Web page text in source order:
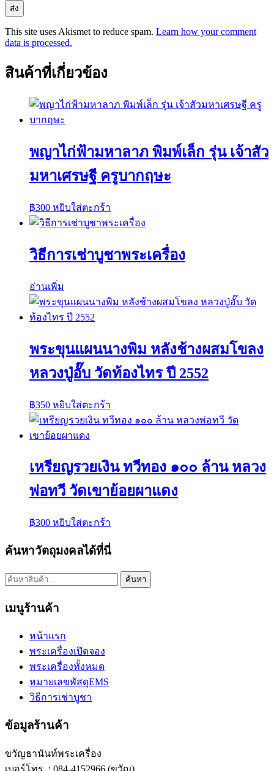
This site uses Akismet to reduce spam. Learn how your comment
data is processed.
สินค้าที่เกี่ยวข้อง
พญาไก่ฟ้ามหาลาภ พิมพ์เล็ก รุ่น เจ้าสัว
มหาเศรษฐี ครูบากฤษะ
฿300 หยิบใส่ตะกร้า
วิธีการเช่าบูชาพระเครื่อง
อ่านเพิ่ม
พระขุนแผนนางพิม หลังช้างผสมโขลง
หลวงปู่อั๊บ วัดท้องไทร ปี 2552
฿350 หยิบใส่ตะกร้า
เหรียญรวยเงิน ทวีทอง ๑๐๐ ล้าน หลวง
พ่อทวี วัดเขาย้อยผาแดง
฿300 หยิบใส่ตะกร้า
ค้นหาวัตถุมงคลได้ที่นี่
ค้นหา: ค้นหา
เมนูร้านค้า
หน้าแรก
พระเครื่องเปิดจอง
พระเครื่องทั้งหมด
หมายเลขพัสดุEMS
วิธีการเช่าบูชา
ข้อมูลร้านค้า
ขวัญธานันท์พระเครื่อง
เบอร์โทร. : 084-4152966 (ขวัญ)